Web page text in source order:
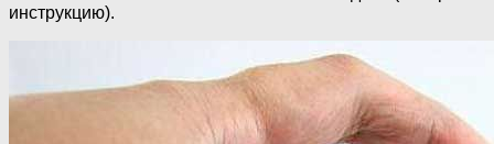
инструкцию).